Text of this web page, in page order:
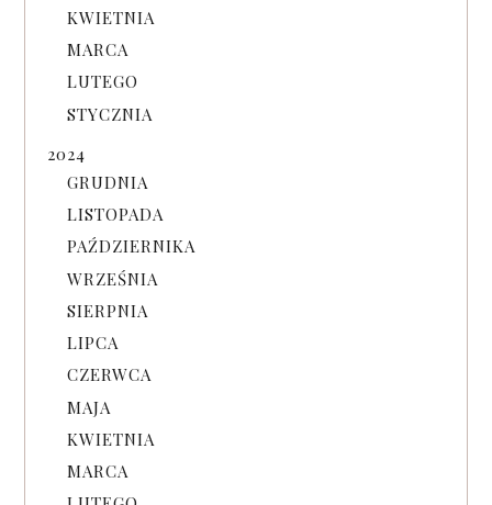
KWIETNIA
MARCA
LUTEGO
STYCZNIA
2024
GRUDNIA
LISTOPADA
PAŹDZIERNIKA
WRZEŚNIA
SIERPNIA
LIPCA
CZERWCA
MAJA
KWIETNIA
MARCA